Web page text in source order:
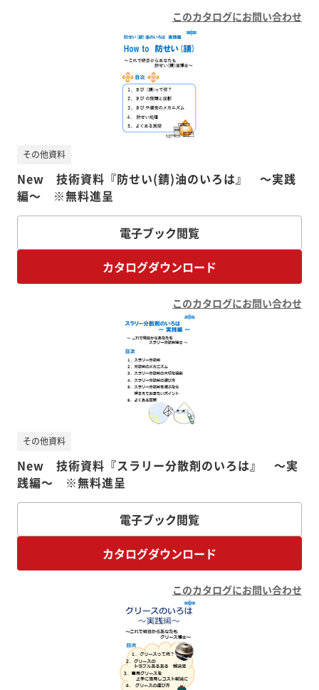
このカタログにお問い合わせ
New 技術資料『防せい(錆)油のいろは』 ～実践
編～ ※無料進呈
その他資料
電子ブック閲覧
カタログダウンロード
このカタログにお問い合わせ
New 技術資料『スラリー分散剤のいろは』 ～実
践編～ ※無料進呈
その他資料
電子ブック閲覧
カタログダウンロード
このカタログにお問い合わせ